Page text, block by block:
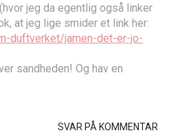
jeg da egentlig også linker
at jeg lige smider et link her:
duftverket/jamen-det-er-jo-
sandheden! Og hav en
SVAR PÅ KOMMENTAR